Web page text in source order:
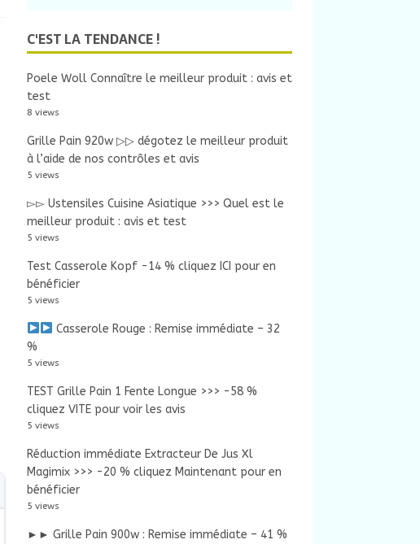
C'EST LA TENDANCE !
Poele Woll Connaître le meilleur produit : avis et
test
8 views
Grille Pain 920w ▷▷ dégotez le meilleur produit
à l’aide de nos contrôles et avis
5 views
▻▻ Ustensiles Cuisine Asiatique >>> Quel est le
meilleur produit : avis et test
5 views
Test Casserole Kopf -14 % cliquez ICI pour en
bénéficier
5 views
Casserole Rouge : Remise immédiate – 32
%
5 views
TEST Grille Pain 1 Fente Longue >>> -58 %
cliquez VITE pour voir les avis
5 views
Réduction immédiate Extracteur De Jus Xl
Magimix >>> -20 % cliquez Maintenant pour en
bénéficier
5 views
►► Grille Pain 900w : Remise immédiate – 41 %